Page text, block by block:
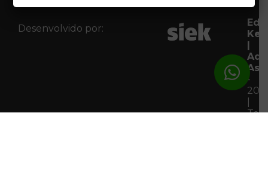
|
-
Desenvolvido por: